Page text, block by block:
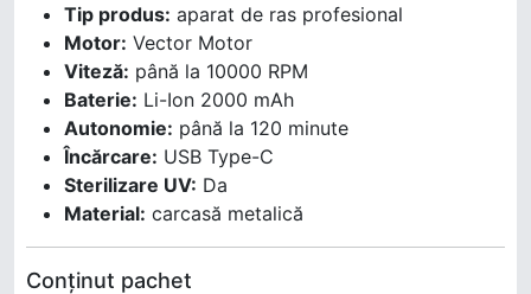
Tip produs: aparat de ras profesional
Motor: Vector Motor
Viteză: până la 10000 RPM
Baterie: Li-Ion 2000 mAh
Autonomie: până la 120 minute
Încărcare: USB Type-C
Sterilizare UV: Da
Material: carcasă metalică
Conținut pachet